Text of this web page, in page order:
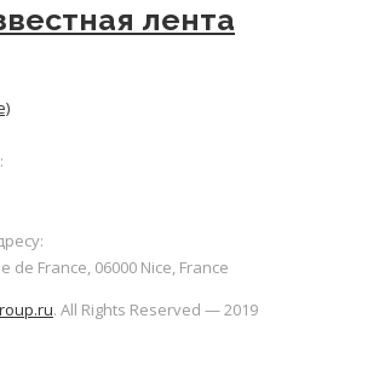
лента
de France, 06000 Nice, France
. All Rights Reserved — 2019